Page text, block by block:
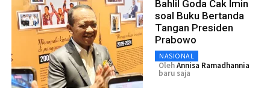
Bahlil Goda Cak Imin
soal Buku Bertanda
Tangan Presiden
Prabowo
NASIONAL
OlehAnnisa Ramadhannia
baru saja